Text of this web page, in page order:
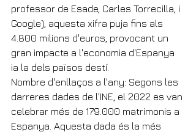
professor de Esade, Carles Torrecilla, i
Google), aquesta xifra puja fins als
4.800 milions d'euros, provocant un
gran impacte a l'economia d'Espanya
ia la dels països destí.
Nombre d'enllaços a l'any: Segons les
darreres dades de l'INE, el 2022 es van
celebrar més de 179.000 matrimonis a
Espanya. Aquesta dada és la més